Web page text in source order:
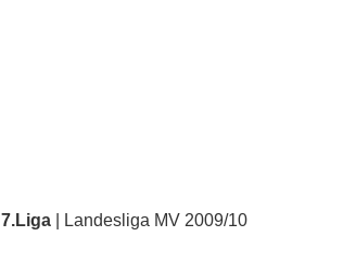
7.Liga| Landesliga MV 2009/10